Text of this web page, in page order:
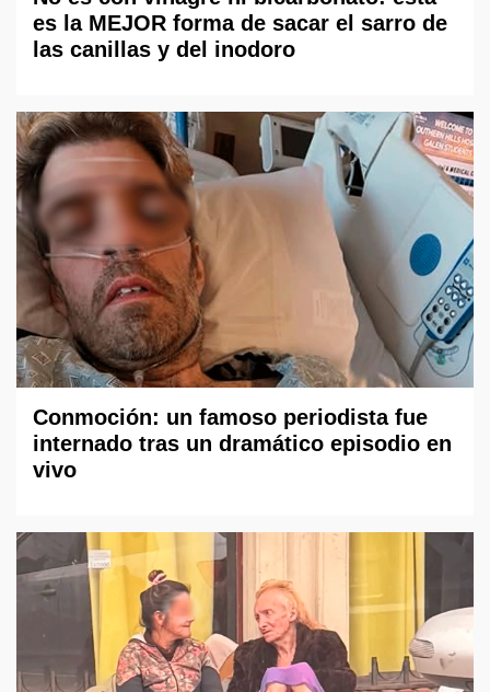
es la MEJOR forma de sacar el sarro de
las canillas y del inodoro
Conmoción: un famoso periodista fue
internado tras un dramático episodio en
vivo